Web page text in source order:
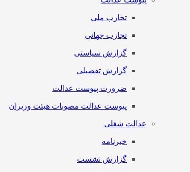
تجارب ملی
تجارب جهانی
گزارش سیاستی
گزارش تفصیلی
ضرورت پیوست عدالت
پیوست عدالت مصوبات هیئت وزیران
عدالت شغلی
خبرنامه
گزارش نشست